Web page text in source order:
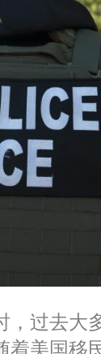
，过去大
着美国移